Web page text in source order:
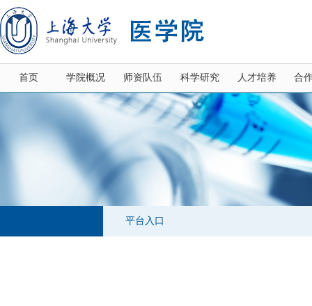
首页 学院概况 师资队伍 科学研究 人才培养 合
平台入口